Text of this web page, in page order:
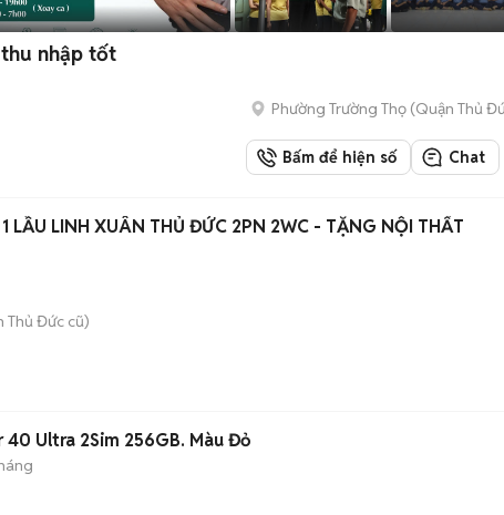
nhập tốt
Phường Trường Thọ (Quận Thủ
Bấm để hiện số Chat
1 LẦU LINH XUÂN THỦ ĐỨC 2PN 2WC - TẶNG NỘI THẤT
Thủ Đức cũ)
Ultra 2Sim 256GB. Màu Đỏ